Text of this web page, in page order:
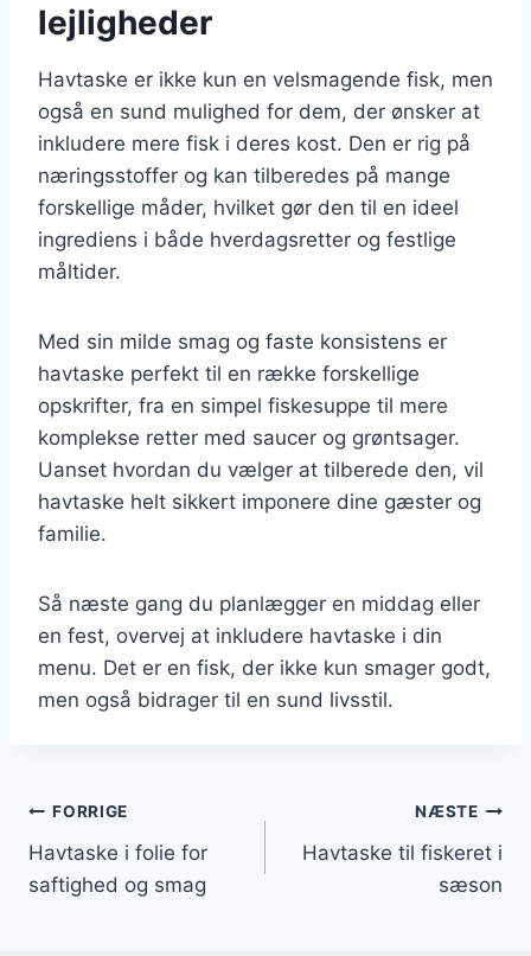
lejligheder
Havtaske er ikke kun en velsmagende fisk, men
også en sund mulighed for dem, der ønsker at
inkludere mere fisk i deres kost. Den er rig på
næringsstoffer og kan tilberedes på mange
forskellige måder, hvilket gør den til en ideel
ingrediens i både hverdagsretter og festlige
måltider.
Med sin milde smag og faste konsistens er
havtaske perfekt til en række forskellige
opskrifter, fra en simpel fiskesuppe til mere
komplekse retter med saucer og grøntsager.
Uanset hvordan du vælger at tilberede den, vil
havtaske helt sikkert imponere dine gæster og
familie.
Så næste gang du planlægger en middag eller
en fest, overvej at inkludere havtaske i din
menu. Det er en fisk, der ikke kun smager godt,
men også bidrager til en sund livsstil.
Indlægsnavigation
FORRIGE
Havtaske i folie for
saftighed og smag
NÆSTE
Havtaske til fiskeret i
sæson